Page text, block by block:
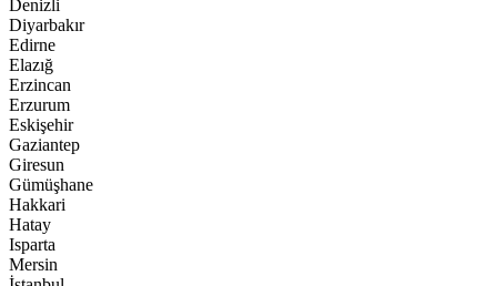
Denizli
Diyarbakır
Edirne
Elazığ
Erzincan
Erzurum
Eskişehir
Gaziantep
Giresun
Gümüşhane
Hakkari
Hatay
Isparta
Mersin